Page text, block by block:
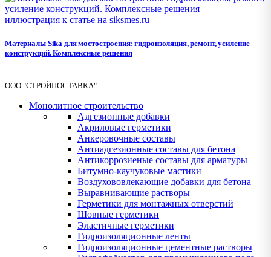
Материалы Sika для мостостроения: гидроизоляция, ремонт, усиление
конструкций. Комплексные решения
ООО "СТРОЙПОСТАВКА"
Монолитное строительство
Адгезионные добавки
Акриловые герметики
Анкеровочные составы
Антиадгезионные составы для бетона
Антикоррозиеные составы для арматуры
Битумно-каучуковые мастики
Воздухововлекающие добавки для бетона
Выравнивающие растворы
Герметики для монтажных отверстий
Шовные герметики
Эластичные герметики
Гидроизоляционные ленты
Гидроизоляционные цементные растворы